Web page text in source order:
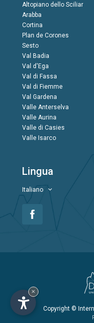
Altopiano dello Sciliar
Arabba
Cortina
Plan de Corones
Sesto
Val Badia
Val d'Ega
Val di Fassa
Val di Fiemme
Val Gardena
Valle Anterselva
Valle Aurina
Valle di Casies
Valle Isarco
Lingua
Italiano
Copyright ©
×